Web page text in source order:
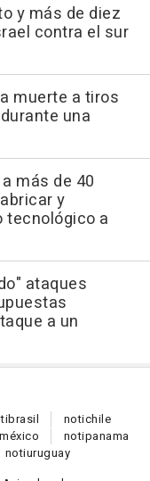
y más de diez
contra el sur
muerte a tiros
una
más de 40
y
tecnológico a
ataques
a un
brasil notichile
méxico notipanama
notiuruguay